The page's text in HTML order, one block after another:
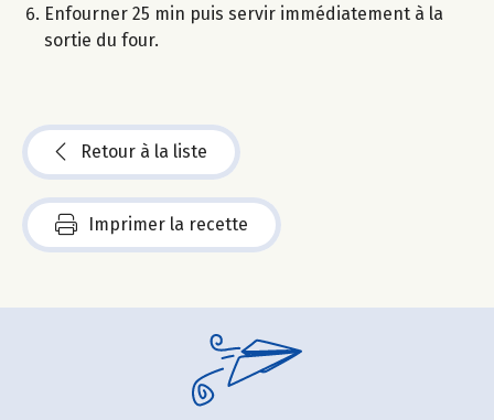
Enfourner 25 min puis servir immédiatement à la
sortie du four.
Retour à la liste
Imprimer la recette